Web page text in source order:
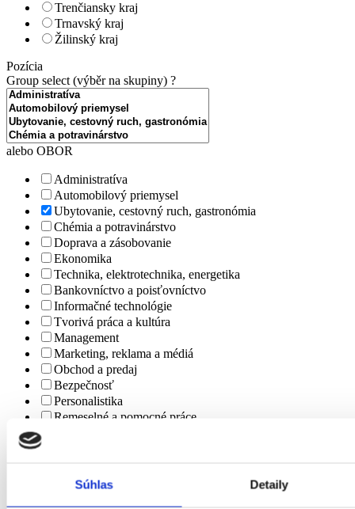
Súhlas Detaily
Trenčiansky kraj
Trnavský kraj
Žilinský kraj
Pozícia
Group select (výběr na skupiny) ?
alebo OBOR
Administratíva
Automobilový priemysel
Ubytovanie, cestovný ruch, gastronómia
Chémia a potravinárstvo
Doprava a zásobovanie
Ekonomika
Technika, elektrotechnika, energetika
Bankovníctvo a poisťovníctvo
Informačné technológie
Tvorivá práca a kultúra
Management
Marketing, reklama a médiá
Obchod a predaj
Bezpečnosť
Personalistika
Remeselné a pomocné práce
Veda a výskum